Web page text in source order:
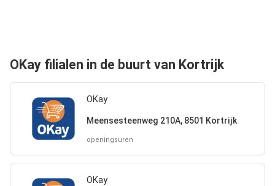
OKay filialen in de buurt van Kortrijk
OKay
Meensesteenweg 210A, 8501 Kortrijk
openingsuren
OKay